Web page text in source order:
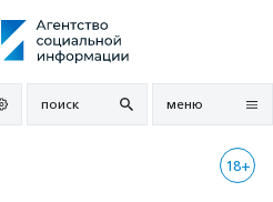
поиск меню
18+